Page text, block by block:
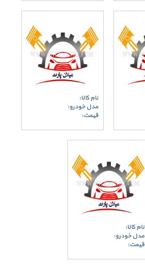
نام کالا:
مدل خودرو:
قیمت:
نام کالا:
مدل خودرو:
قیمت: